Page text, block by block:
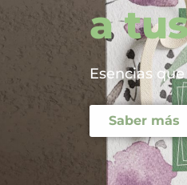
a
Esencias
Saber más